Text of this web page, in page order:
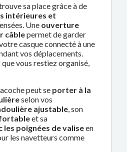
sa place grâce à de
intérieures et
Une ouverture
câblepermet de garder
casque connecté à une
vos déplacements.
vous restiez organisé,
peut se porter à la
selon vos
ajustable, son
et sa
poignées de valiseen
les navetteurs comme